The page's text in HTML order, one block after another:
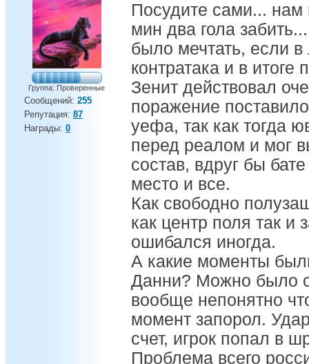
Группа: Проверенные
Сообщений: 255
Репутация: 87
Награды: 0
Посудите сами...
мин два гола
было мечтать, если
контратака и в
Зенит действовал
поражение
уефа, так как тогда
перед реалом и мог
состав, вдруг бы
место и все.
Как свободно
как центр поля так и
ошибался иногда.
А какие моменты
Данни? Можно было
вообще непонятно
момент запорол.
счет, игрок попал в
Проблема всего